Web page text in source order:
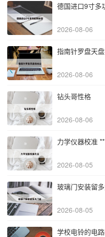
德国进口9寸多
2026-08-06
指南针罗盘天
2026-08-06
钻头哥性格
2026-08-06
力学仪器校准
2026-08-05
玻璃门安装留
2026-08-05
学校电铃的电